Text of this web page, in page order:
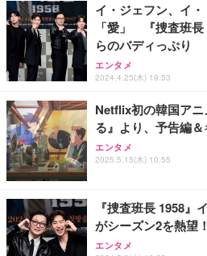
務用 おしゃれ パソコ
Sezlife オフィスチェ
ワーク チェア 強化バッ
能 人間工学 椅子 腰サ
レスト 3Dヘッドレスト
務用 おしゃれ パソコ
ANDWINT オフィスチ
ッシュ 通気性 ランバー
ス圧無段階昇降 360度
【整備済み品】Dell
ー フルHD（
ort/VGA スピーカー内
応 ComfortView ビジネ
￥15,800
【MiniLED/24.5inch/
HOOTER Gaming
グモニター QD 24.5イ
Smart Basic(スマー
限定】 Smart Basic ア
超厚型 お徳用 ワイド
アイリスオーヤマ ペッ
ュラー 200枚入【
イ・ジェフン、イ
「愛」 『捜査班
らのバディっぷり
エンタメ
2024.4.25(木) 19:53
Netflix初の韓国ア
る』より、予告編
エンタメ
2025.5.15(木) 10:55
『捜査班長 1958』
がシーズン2を熱望！
エンタメ